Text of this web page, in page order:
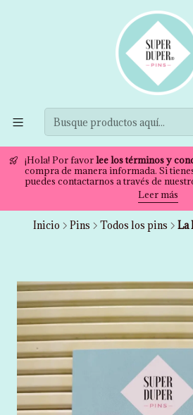
¡Hola! Por favorlee los términos y
compra de manera informada. Si
puedes contactarnos a través de
Leer más
Inicio Pins Todos los pins La